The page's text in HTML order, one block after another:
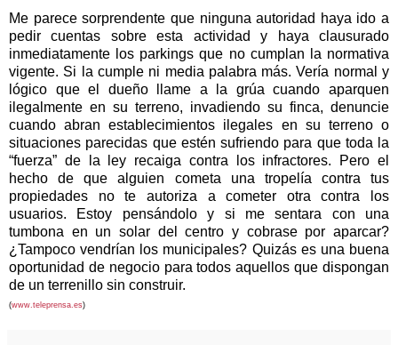
Me parece sorprendente que ninguna autoridad haya ido a
pedir cuentas sobre esta actividad y haya clausurado
inmediatamente los parkings que no cumplan la normativa
vigente. Si la cumple ni media palabra más. Vería normal y
lógico que el dueño llame a la grúa cuando aparquen
ilegalmente en su terreno, invadiendo su finca, denuncie
cuando abran establecimientos ilegales en su terreno o
situaciones parecidas que estén sufriendo para que toda la
“fuerza” de la ley recaiga contra los infractores. Pero el
hecho de que alguien cometa una tropelía contra tus
propiedades no te autoriza a cometer otra contra los
usuarios. Estoy pensándolo y si me sentara con una
tumbona en un solar del centro y cobrase por aparcar?
¿Tampoco vendrían los municipales? Quizás es una buena
oportunidad de negocio para todos aquellos que dispongan
de un terrenillo sin construir.
(www.teleprensa.es)